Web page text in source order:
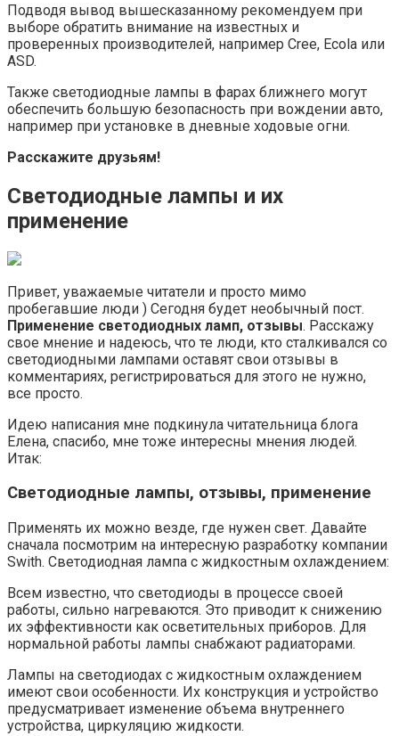
Подводя вывод вышесказанному рекомендуем при
выборе обратить внимание на известных и
проверенных производителей, например Cree, Ecola или
ASD.
Также светодиодные лампы в фарах ближнего могут
обеспечить большую безопасность при вождении авто,
например при установке в дневные ходовые огни.
Расскажите друзьям!
Светодиодные лампы и их
применение
Привет, уважаемые читатели и просто мимо
пробегавшие люди ) Сегодня будет необычный пост.
Применение светодиодных ламп, отзывы. Расскажу
свое мнение и надеюсь, что те люди, кто сталкивался со
светодиодными лампами оставят свои отзывы в
комментариях, регистрироваться для этого не нужно,
все просто.
Идею написания мне подкинула читательница блога
Елена, спасибо, мне тоже интересны мнения людей.
Итак:
Светодиодные лампы, отзывы, применение
Применять их можно везде, где нужен свет. Давайте
сначала посмотрим на интересную разработку компании
Swith. Светодиодная лампа с жидкостным охлаждением:
Всем известно, что светодиоды в процессе своей
работы, сильно нагреваются. Это приводит к снижению
их эффективности как осветительных приборов. Для
нормальной работы лампы снабжают радиаторами.
Лампы на светодиодах с жидкостным охлаждением
имеют свои особенности. Их конструкция и устройство
предусматривает изменение объема внутреннего
устройства, циркуляцию жидкости.